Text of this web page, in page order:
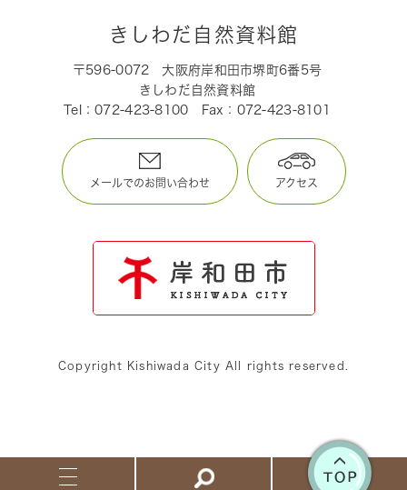
きしわだ自然資料館
〒596-0072
大阪府岸和田市堺町6番5号
きしわだ自然資料館
Tel：072-423-8100
Fax：072-423-8101
メールでのお問い合わせ アクセス
Copyright Kishiwada City All rights reserved.